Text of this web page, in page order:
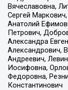
Вячеславовна,
Сергей
Анатолий
Петрович,
Александра
Александрович,
Андреевич,
Иосифовна,
Федоровна,
Константинович